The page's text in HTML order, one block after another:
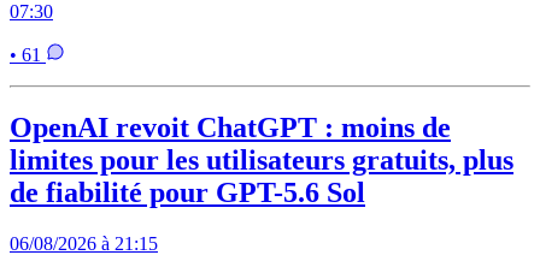
07:30
• 61
OpenAI revoit ChatGPT : moins de
limites pour les utilisateurs gratuits, plus
de fiabilité pour GPT-5.6 Sol
06/08/2026 à 21:15